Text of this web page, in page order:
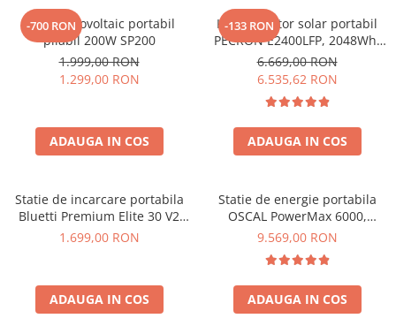
Peste 3000W
Cauta dupa marca
Pecron
Oscal
Panouri Solare Pliabile
Cauta dupa marca
-700 RON
Panou fotovoltaic portabil
pliabil 200W SP200
1.999,00 RON
1.299,00 RON
ADAUGA IN COS
-133 RON
Kit generator solar portabil
PECRON E2400LFP, 2048Wh,
2400W, 230V, Incarcare super
rapida, LiFePO4, Controler
MPPT dublu, Protectie BMS +
Panou solar 200W
6.669,00 RON
6.535,62 RON
ADAUGA IN COS
Statie de incarcare portabila
Bluetti Premium Elite 30 V2
600W 320Wh
1.699,00 RON
ADAUGA IN COS
Statie de energie portabila
OSCAL PowerMax 6000,
6000W (9000W varf), baterie
rapida in 1.96h, 14 porturi,
USB-C 100W, control
inteligent la distanta,
functionalitate UPS
9.569,00 RON
ADAUGA IN COS